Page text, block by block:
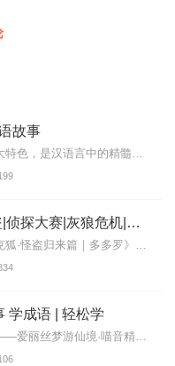
故事
成语是中国传统文化的一大特色，是汉语言中的精髓！成语是我国历史文化的一部分，每条成语的背后都有一个含义深远的故事。听取这些故事，不仅会让孩子了解我国博大精深的历...
神探迈克狐· 千面怪盗|侦探大赛|灰狼危机|多多罗
新专辑点击收听《神探迈克狐·怪盗归来篇｜多多罗》！！！>>>点击进入主播橱窗购买《神探迈克狐》系列图书吧!<<<多多罗故事【点击前往】收听多多罗其他好玩有趣的故...
学成语 |​ 轻松学
【最新故事】开启童话梦——爱丽丝梦游仙境·喵音精灵陪你畅听童话~【更多故事】好听，好玩，快来选吧，喵~【点击加入】喵音星球圈子，和小松果们一起互动吧！新...